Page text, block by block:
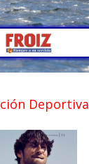
Deportiva